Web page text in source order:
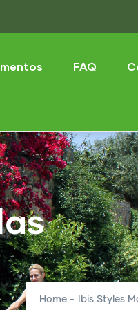
FAQ
Home - Ibis Styles